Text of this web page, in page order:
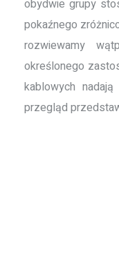
obydwie grupy
pokaźnego
rozwiewamy
określonego
kablowych
przegląd